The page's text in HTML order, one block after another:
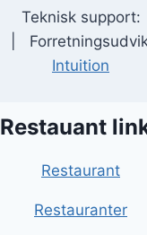
Teknisk support:
|
Intuition
Restauant
Restaurant
Restauranter